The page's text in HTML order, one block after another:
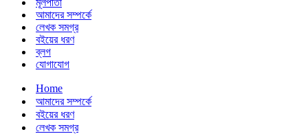
মূলপাতা
আমাদের সম্পর্কে
লেখক সমগ্র
বইয়ের ধরণ
ব্লগ
যোগাযোগ
Home
আমাদের সম্পর্কে
বইয়ের ধরণ
লেখক সমগ্র